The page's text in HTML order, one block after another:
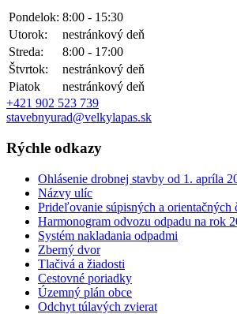
Pondelok: 8:00 - 15:30
Utorok:
nestránkový deň
Streda:
8:00 - 17:00
Štvrtok:
nestránkový deň
Piatok
nestránkový deň
+421 902 523 739
stavebnyurad@velkylapas.sk
Rýchle odkazy
Ohlásenie drobnej stavby od 1. apríla
Názvy ulíc
Prideľovanie súpisných a orientačných
Harmonogram odvozu odpadu na rok
Systém nakladania odpadmi
Zberný dvor
Tlačivá a žiadosti
Cestovné poriadky
Územný plán obce
Odchyt túlavých zvierat